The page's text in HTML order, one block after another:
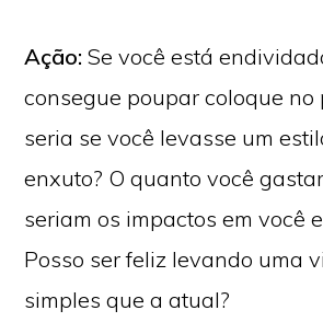
Ação: Se você está
consegue poupar coloque no
seria se você levasse um
enxuto? O quanto você
seriam os impactos em você
Posso ser feliz levando uma
simples que a atual?